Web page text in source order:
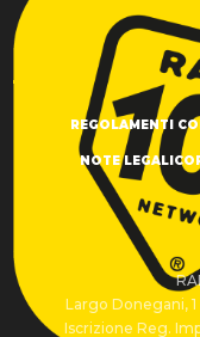
REGOLAMENTI
NOTE LEGALI
Largo Donegani, 1
Iscrizione Reg.